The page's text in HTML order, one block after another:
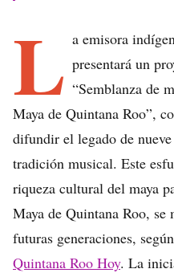
L a emisora
presentará un
“Semblanza de
Maya de Quintana Roo”,
difundir el legado de
tradición musical. Este
riqueza cultural del maya
Maya de Quintana Roo, se
futuras generaciones,
Quintana Roo Hoy. La